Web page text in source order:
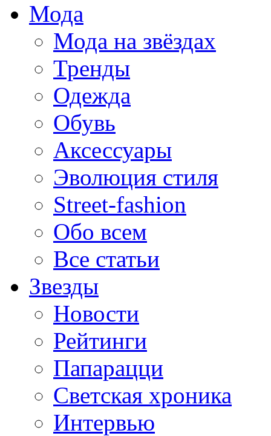
Мода
Мода на звёздах
Тренды
Одежда
Обувь
Аксессуары
Эволюция стиля
Street-fashion
Обо всем
Все статьи
Звезды
Новости
Рейтинги
Папарацци
Светская хроника
Интервью